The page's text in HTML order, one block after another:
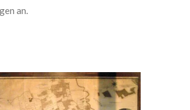
an.